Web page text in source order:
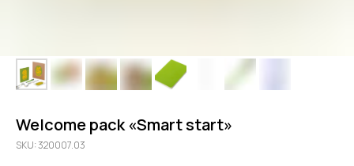
Welcome pack «Smart start»
SKU:320007.03